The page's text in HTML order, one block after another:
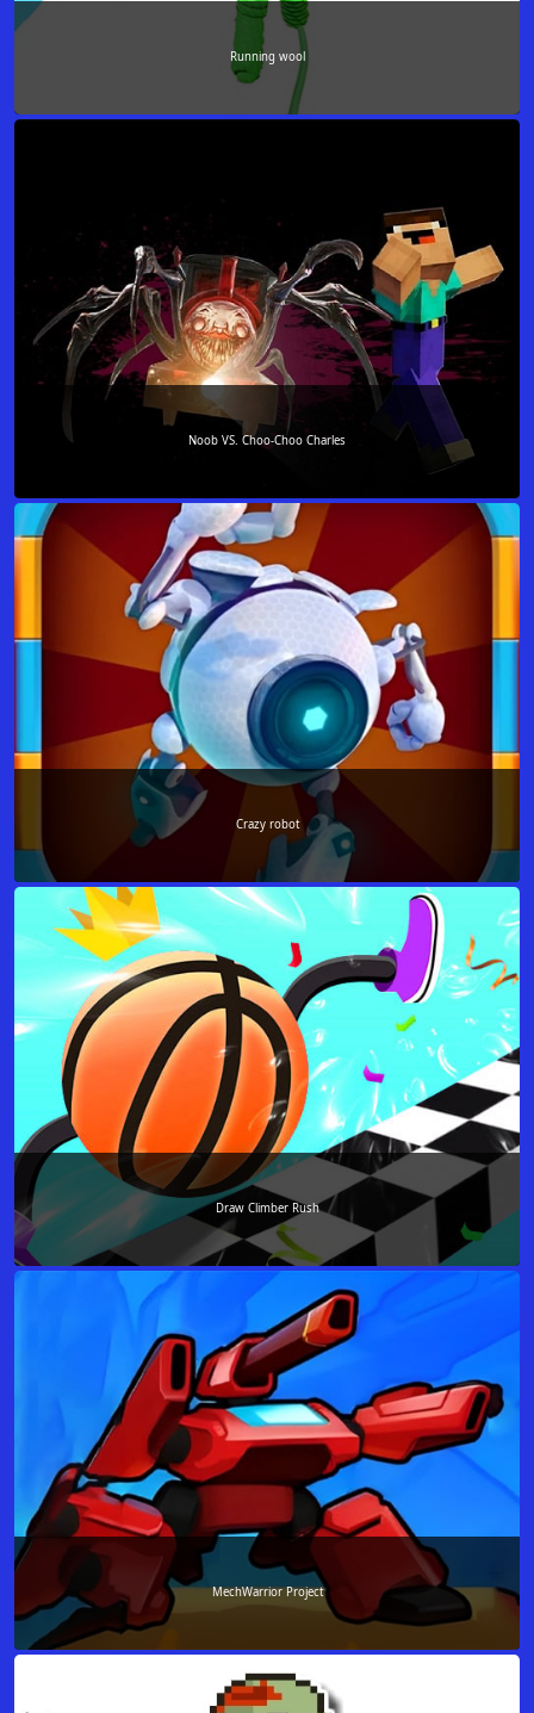
Running wool
Noob VS. Choo-Choo Charles
Crazy robot
Draw Climber Rush
MechWarrior Project